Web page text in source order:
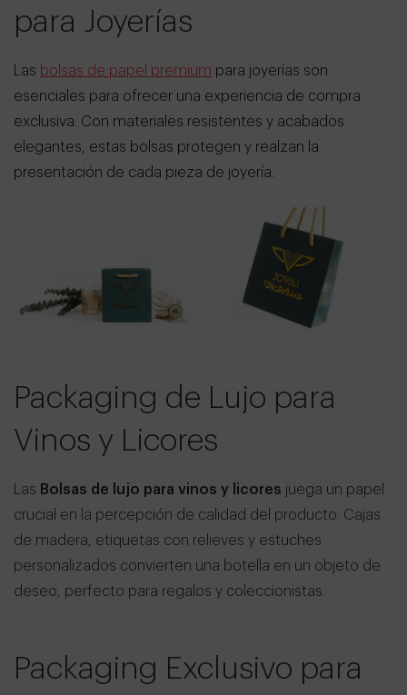
para Joyerías
Las bolsas de papel premium para joyerías son
esenciales para ofrecer una experiencia de compra
exclusiva. Con materiales resistentes y acabados
elegantes, estas bolsas protegen y realzan la
presentación de cada pieza de joyería.
Packaging de Lujo para
Vinos y Licores
Las Bolsas de lujo para vinos y licores juega un papel
crucial en la percepción de calidad del producto. Cajas
de madera, etiquetas con relieves y estuches
personalizados convierten una botella en un objeto de
deseo, perfecto para regalos y coleccionistas.
Packaging Exclusivo para